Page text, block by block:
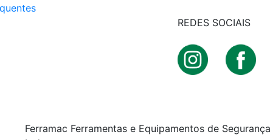
REDES SOCIAIS
Ferramac Ferramentas e Equipamentos de Segurança